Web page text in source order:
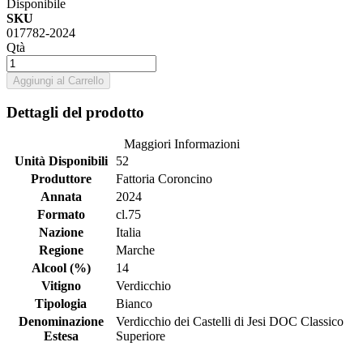
Disponibile
SKU
017782-2024
Qtà
Aggiungi al Carrello
Dettagli del prodotto
Maggiori Informazioni
Unità Disponibili
52
Produttore
Fattoria Coroncino
Annata
2024
Formato
cl.75
Nazione
Italia
Regione
Marche
Alcool (%)
14
Vitigno
Verdicchio
Tipologia
Bianco
Denominazione
Estesa
Verdicchio dei Castelli di Jesi DOC Classico
Superiore